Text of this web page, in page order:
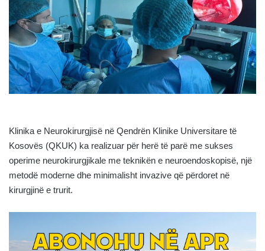
Klinika e Neurokirurgjisë në Qendrën Klinike Universitare të
Kosovës (QKUK) ka realizuar për herë të parë me sukses
operime neurokirurgjikale me teknikën e neuroendoskopisë, një
metodë moderne dhe minimalisht invazive që përdoret në
kirurgjinë e trurit.